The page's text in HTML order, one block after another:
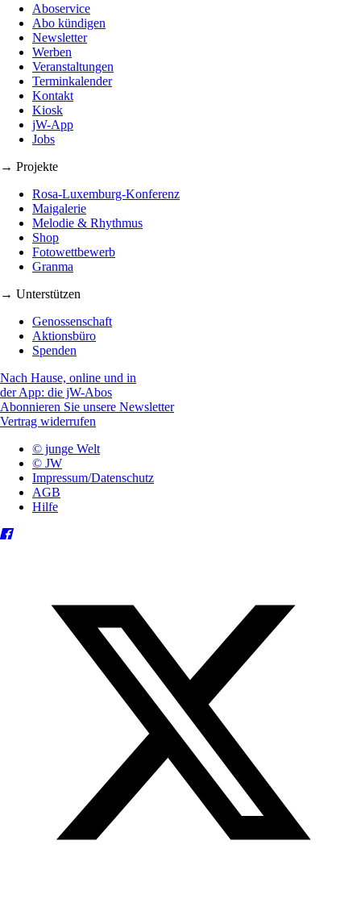
Aboservice
Abo kündigen
Newsletter
Werben
Veranstaltungen
Terminkalender
Kontakt
Kiosk
jW-App
Jobs
→ Projekte
Rosa-Luxemburg-Konferenz
Maigalerie
Melodie & Rhythmus
Shop
Fotowettbewerb
Granma
→ Unterstützen
Genossenschaft
Aktionsbüro
Spenden
Nach Hause, online und in
der App: die jW-Abos
Abonnieren Sie unsere Newsletter
Vertrag widerrufen
© junge Welt
© JW
Impressum/Datenschutz
AGB
Hilfe